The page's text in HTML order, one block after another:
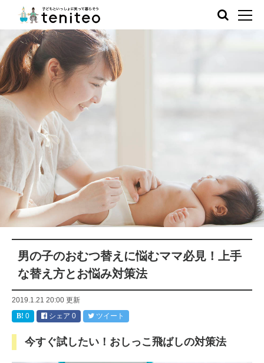
男の子のおむつ替えに悩むママ必見！上手
な替え方とお悩み対策法
2019.1.21 20:00 更新
0
シェア 0 ツイート
今すぐ試したい！おしっこ飛ばしの対策法